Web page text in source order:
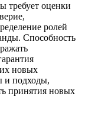
требует оценки
ролей
Способность
новых
и подходы,
принятия новых